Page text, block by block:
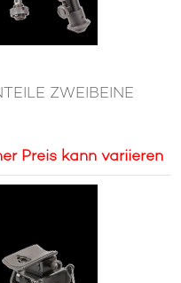
ZWEIBEINE
Preis kann variieren